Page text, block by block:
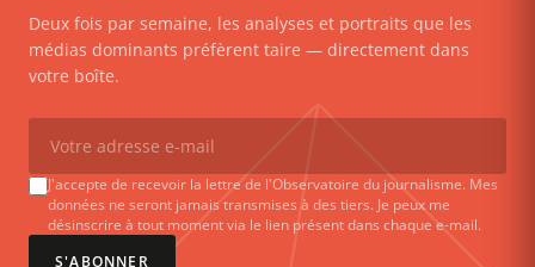
Deux fois par semaine, les analyses et portraits que les
médias dominants préfèrent taire — directement dans
votre boîte.
J'accepte de recevoir la lettre de l'Observatoire du journalisme. Mes
données ne seront jamais transmises à des tiers. Je peux me
désinscrire à tout moment via le lien présent dans chaque e-mail.
S'ABONNER